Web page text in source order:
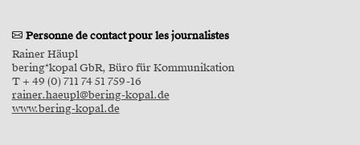
Personne de contact pour les journalistes
Rainer Häupl
bering*kopal GbR, Büro für Kommunikation
T + 49 (0) 711 74 51 759-16
rainer.haeupl@bering-kopal.de
www.bering-kopal.de